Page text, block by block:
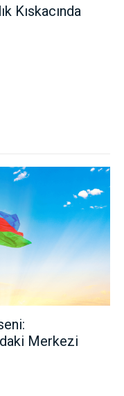
Kıskacında
Merkezi